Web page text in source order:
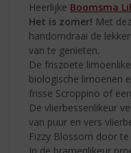
Heerlijke Boomsma
Het is zomer! Met
handomdraai de
van te genieten.
De friszoete
biologische limoenen
frisse Scroppino of
De vlierbessenlikeur
van puur en vers
Fizzy Blossom door